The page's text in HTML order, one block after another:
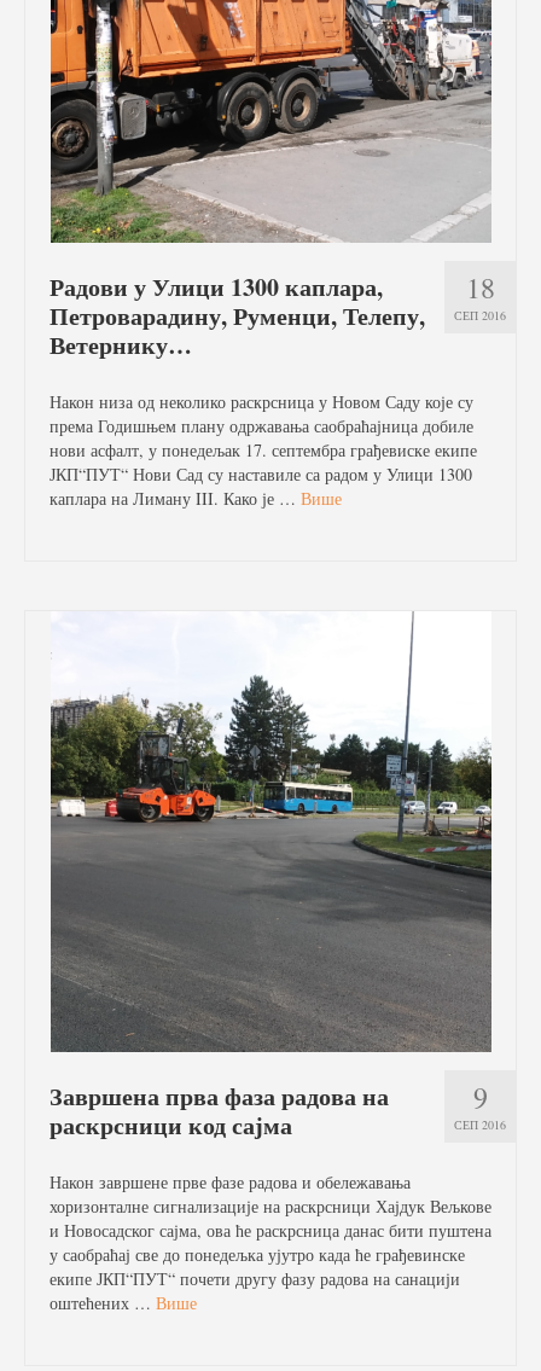
18
СЕП 2016
Радови у Улици 1300 каплара,
Петроварадину, Руменци, Телепу,
Ветернику…
Након низа од неколико раскрсница у Новом Саду које су
према Годишњем плану одржавања саобраћајница добиле
нови асфалт, у понедељак 17. септембра грађевиске екипе
ЈКП“ПУТ“ Нови Сад су наставиле са радом у Улици 1300
каплара на Лиману III. Како је … Више
9
СЕП 2016
Завршена прва фаза радова на
раскрсници код сајма
Након завршене прве фазе радова и обележавања
хоризонталне сигнализације на раскрсници Хајдук Вељкове
и Новосадског сајма, ова ће раскрсница данас бити пуштена
у саобраћај све до понедељка ујутро када ће грађевинске
екипе ЈКП“ПУТ“ почети другу фазу радова на санацији
оштећених … Више